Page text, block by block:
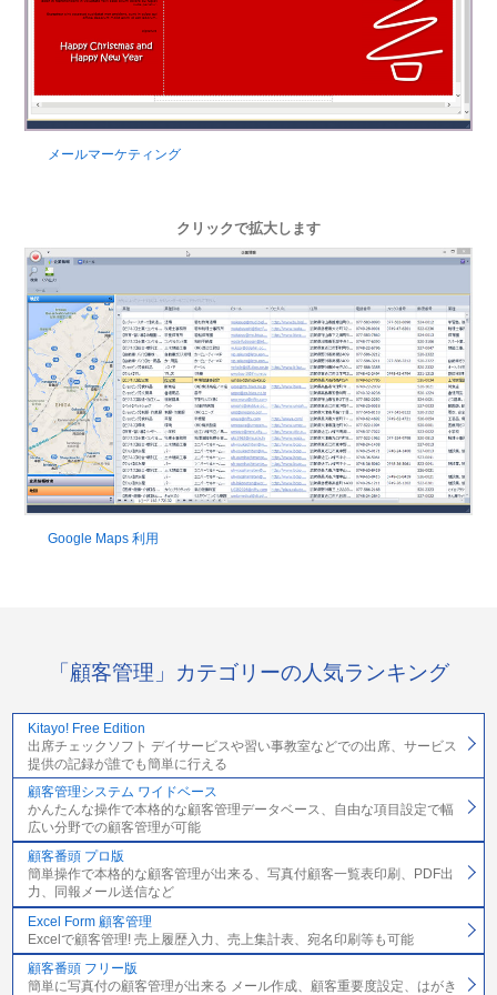
メールマーケティング
クリックで拡大します
Google Maps 利用
「顧客管理」カテゴリーの人気ランキング
Kitayo! Free Edition
出席チェックソフト デイサービスや習い事教室などでの出席、サービス
提供の記録が誰でも簡単に行える
顧客管理システム ワイドベース
かんたんな操作で本格的な顧客管理データベース、自由な項目設定で幅
広い分野での顧客管理が可能
顧客番頭 プロ版
簡単操作で本格的な顧客管理が出来る、写真付顧客一覧表印刷、PDF出
力、同報メール送信など
Excel Form 顧客管理
Excelで顧客管理! 売上履歴入力、売上集計表、宛名印刷等も可能
顧客番頭 フリー版
簡単に写真付の顧客管理が出来る メール作成、顧客重要度設定、はがき